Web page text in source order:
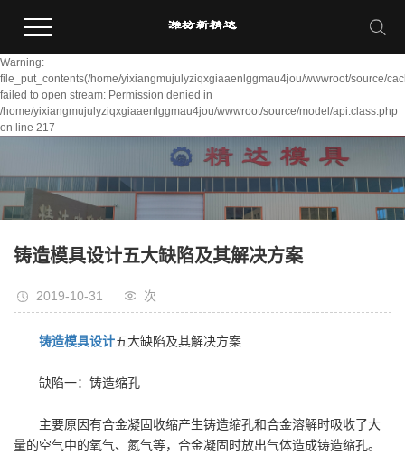
Warning:
file_put_contents(/home/yixiangmujulyziqxgiaaenlggmau4jou/wwwroot/source/
failed to open stream: Permission denied in
/home/yixiangmujulyziqxgiaaenlggmau4jou/wwwroot/source/model/api.class.php
on line 217
铸造模具设计五大缺陷及其解决方案
2019-10-31 次
铸造模具设计五大缺陷及其解决方案
缺陷一：铸造缩孔
主要原因有合金凝固收缩产生铸造缩孔和合金溶解时吸收了大
量的空气中的氧气、氮气等，合金凝固时放出气体造成铸造缩孔。